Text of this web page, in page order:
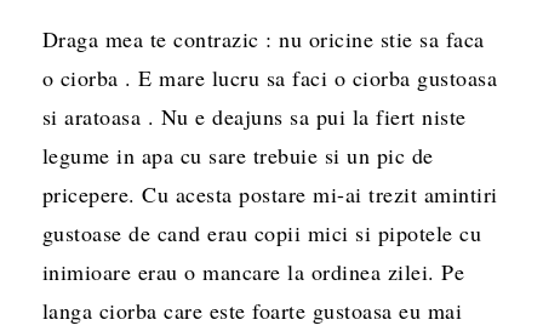
Draga mea te contrazic : nu oricine stie sa faca
o ciorba . E mare lucru sa faci o ciorba gustoasa
si aratoasa . Nu e deajuns sa pui la fiert niste
legume in apa cu sare trebuie si un pic de
pricepere. Cu acesta postare mi-ai trezit amintiri
gustoase de cand erau copii mici si pipotele cu
inimioare erau o mancare la ordinea zilei. Pe
langa ciorba care este foarte gustoasa eu mai